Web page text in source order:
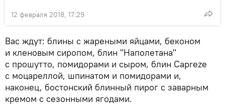
12 февраля 2018, 17:29
Вас ждут: блины с жареными яйцами, беконом
и кленовым сиропом, блин "Наполeтанa"
с прошутто, помидорами и сыром, блин Capreze
с моцареллой, шпинатом и помидорами и,
наконец, бостонский блинный пирог с заварным
кремом с сезонными ягодами.